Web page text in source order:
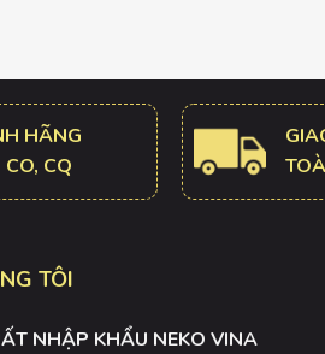
HÃNG
CQ
TÔI
NHẬP KHẨU NEKO VINA